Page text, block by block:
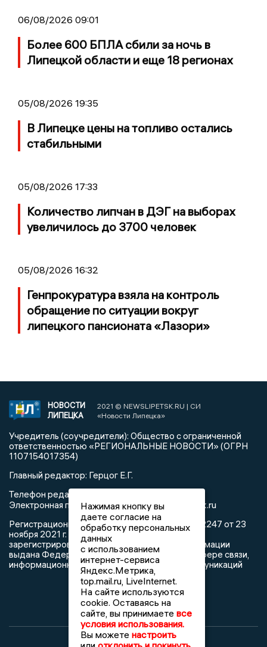
06/08/2026 09:01
Более 600 БПЛА сбили за ночь в
Липецкой области и еще 18 регионах
05/08/2026 19:35
В Липецке цены на топливо остались
стабильными
05/08/2026 17:33
Количество липчан в ДЭГ на выборах
увеличилось до 3700 человек
05/08/2026 16:32
Генпрокуратура взяла на контроль
обращение по ситуации вокруг
липецкого пансионата «Лазори»
НОВОСТИ
ЛИПЕЦКА
2021 © NEWSLIPETSK.RU | СИ
«Новости Липецка»
Учредитель (соучредители): Общество с ограниченной
ответственностью «РЕГИОНАЛЬНЫЕ НОВОСТИ» (ОГРН
1107154017354)
Главный редактор: Герцог Е.Г.
Телефон редакции: +7 903 699 9427
Электронная почта редакции:info@newslipetsk.ru
Регистрационный номер: серия Эл № ФС77-82247 от 23
ноября 2021 г. согласно выписке из реестра
зарегистрированных средств массовой информации
выдана Федеральной службой по надзору в сфере связи,
информационных технологий и массовых коммуникаций
Нажимая кнопку вы
даете согласие на
обработку персональных
данных
с использованием
интернет-сервиса
Яндекс.Метрика,
top.mail.ru, LiveInternet.
На сайте используются
cookie. Оставаясь на
сайте, вы принимаете все
условия использования.
Вы можете настроить